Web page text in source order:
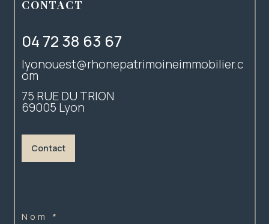
Nom *
CONTACT
04 72 38 63 67
lyonouest@rhonepatrimoineimmobilier.c
om
75 RUE DU TRION
69005 Lyon
Contact